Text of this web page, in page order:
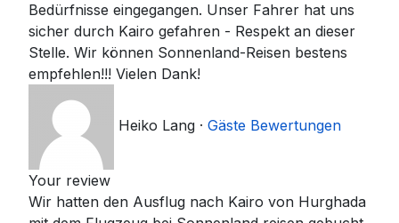
Bedürfnisse eingegangen. Unser Fahrer hat uns
sicher durch Kairo gefahren - Respekt an dieser
Stelle. Wir können Sonnenland-Reisen bestens
empfehlen!!! Vielen Dank!
Heiko Lang · Gäste Bewertungen
Your review
Wir hatten den Ausflug nach Kairo von Hurghada